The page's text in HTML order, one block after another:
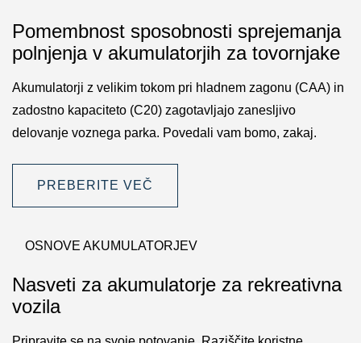
Pomembnost sposobnosti sprejemanja
polnjenja v akumulatorjih za tovornjake
Akumulatorji z velikim tokom pri hladnem zagonu (CAA) in
zadostno kapaciteto (C20) zagotavljajo zanesljivo
delovanje voznega parka. Povedali vam bomo, zakaj.
PREBERITE VEČ
OSNOVE AKUMULATORJEV
Nasveti za akumulatorje za rekreativna
vozila